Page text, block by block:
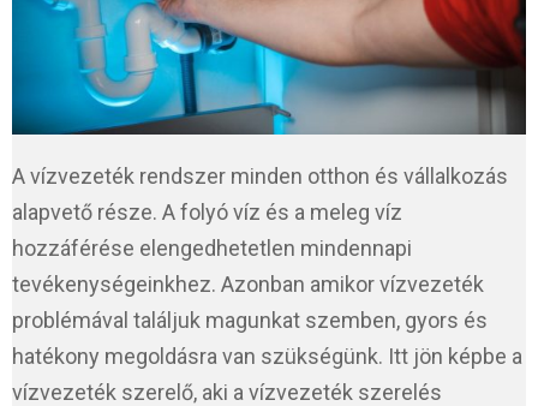
A vízvezeték rendszer minden otthon és vállalkozás
alapvető része. A folyó víz és a meleg víz
hozzáférése elengedhetetlen mindennapi
tevékenységeinkhez. Azonban amikor vízvezeték
problémával találjuk magunkat szemben, gyors és
hatékony megoldásra van szükségünk. Itt jön képbe a
vízvezeték szerelő, aki a vízvezeték szerelés